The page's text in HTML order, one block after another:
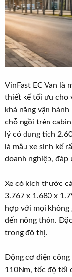
VinFast EC Van là
thiết kế tối ưu cho
khả năng vận
chỗ ngồi trên
lý có dung tích
là mẫu xe sinh kế
doanh nghiệp, đáp
Xe có kích thước
3.767 x 1.680 x
hợp với mọi không
đến nông thôn.
trong đô thị.
Động cơ điện công
110Nm, tốc độ tối